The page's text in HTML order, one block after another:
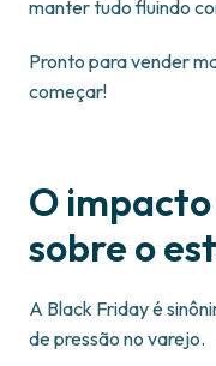
manter tudo fluindo
Pronto para vender
começar!
O
sobre o
A Black Friday é
de pressão no varejo.